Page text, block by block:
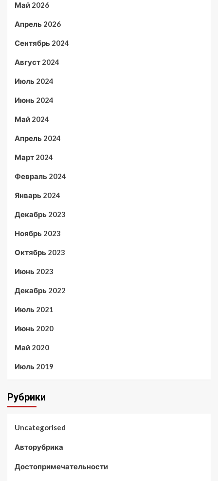
Май 2026
Апрель 2026
Сентябрь 2024
Август 2024
Июль 2024
Июнь 2024
Май 2024
Апрель 2024
Март 2024
Февраль 2024
Январь 2024
Декабрь 2023
Ноябрь 2023
Октябрь 2023
Июнь 2023
Декабрь 2022
Июль 2021
Июнь 2020
Май 2020
Июль 2019
Рубрики
Uncategorised
Авторубрика
Достопримечательности